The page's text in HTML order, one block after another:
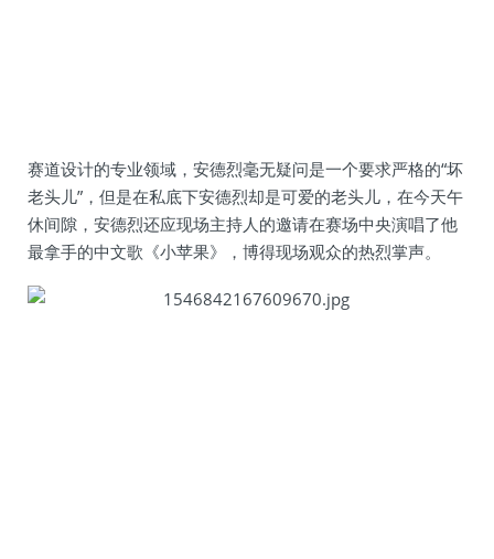
赛道设计的专业领域，安德烈毫无疑问是一个要求严格的“坏
老头儿”，但是在私底下安德烈却是可爱的老头儿，在今天午
休间隙，安德烈还应现场主持人的邀请在赛场中央演唱了他
最拿手的中文歌《小苹果》，博得现场观众的热烈掌声。